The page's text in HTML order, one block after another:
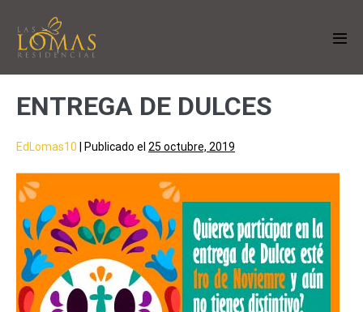
ENTREGA DE DULCES
EdLomas10 | Publicado el 25 octubre, 2019